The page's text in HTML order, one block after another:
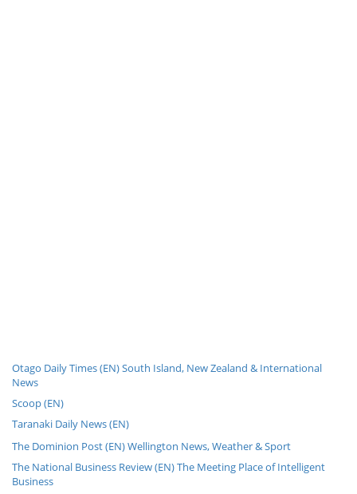
Otago Daily Times (EN) South Island, New Zealand & International
News
Scoop (EN)
Taranaki Daily News (EN)
The Dominion Post (EN) Wellington News, Weather & Sport
The National Business Review (EN) The Meeting Place of Intelligent
Business